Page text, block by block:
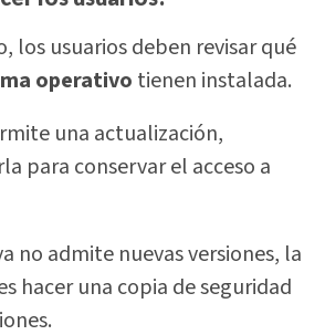
los usuarios deben revisar qué
operativo tienen instalada.
una actualización,
para conservar el acceso a
no admite nuevas versiones, la
hacer una copia de seguridad